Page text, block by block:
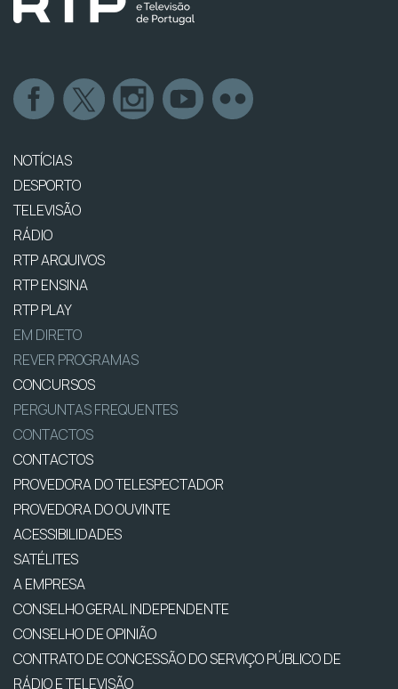
NOTÍCIAS
DESPORTO
TELEVISÃO
RÁDIO
RTP ARQUIVOS
RTP ENSINA
RTP PLAY
EM DIRETO
REVER PROGRAMAS
CONCURSOS
PERGUNTAS FREQUENTES
CONTACTOS
CONTACTOS
PROVEDORA DO TELESPECTADOR
PROVEDORA DO OUVINTE
ACESSIBILIDADES
SATÉLITES
A EMPRESA
CONSELHO GERAL INDEPENDENTE
CONSELHO DE OPINIÃO
CONTRATO DE CONCESSÃO DO SERVIÇO PÚBLICO DE
RÁDIO E TELEVISÃO